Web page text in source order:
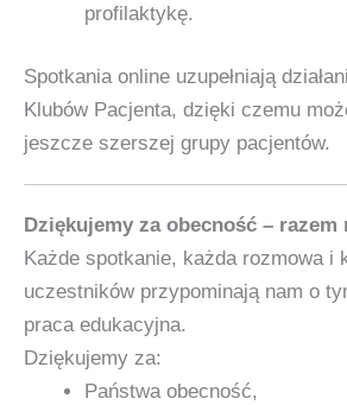
profilaktykę.
Spotkania online uzupełniają
Klubów Pacjenta, dzięki czemu
jeszcze szerszej grupy pacjentów.
Dziękujemy za obecność – razem
Każde spotkanie, każda rozmowa i
uczestników przypominają nam o
praca edukacyjna.
Dziękujemy za:
Państwa obecność,